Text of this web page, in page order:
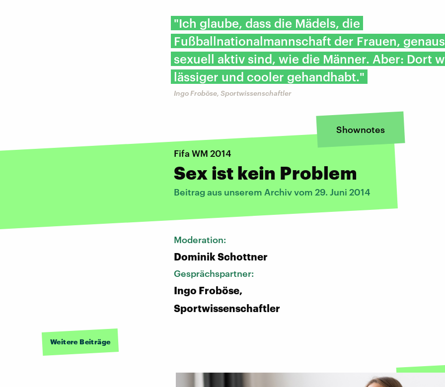
"Ich glaube, dass die Mädels, die
Fußballnationalmannschaft der Frauen,
sexuell aktiv sind, wie die Männer. Aber: Dort
lässiger und cooler gehandhabt."
Ingo Froböse, Sportwissenschaftler
Shownotes
Fifa WM 2014
Sex ist kein Problem
Beitrag aus unserem Archiv vom 29. Juni 2014
Moderation:
Dominik Schottner
Gesprächspartner:
Ingo Froböse,
Sportwissenschaftler
Weitere Beiträge